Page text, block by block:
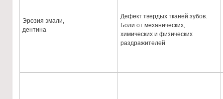
Эрозия эмали,
дентина
Дефект твердых тканей зубов.
Боли от механических,
химических и физических
раздражителей